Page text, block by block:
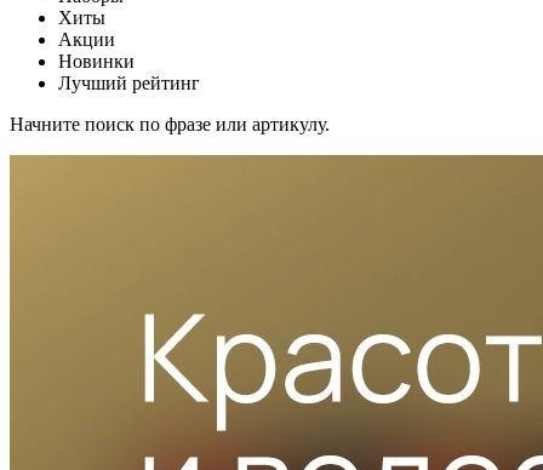
Хиты
Акции
Новинки
Лучший рейтинг
Начните поиск по фразе или артикулу.